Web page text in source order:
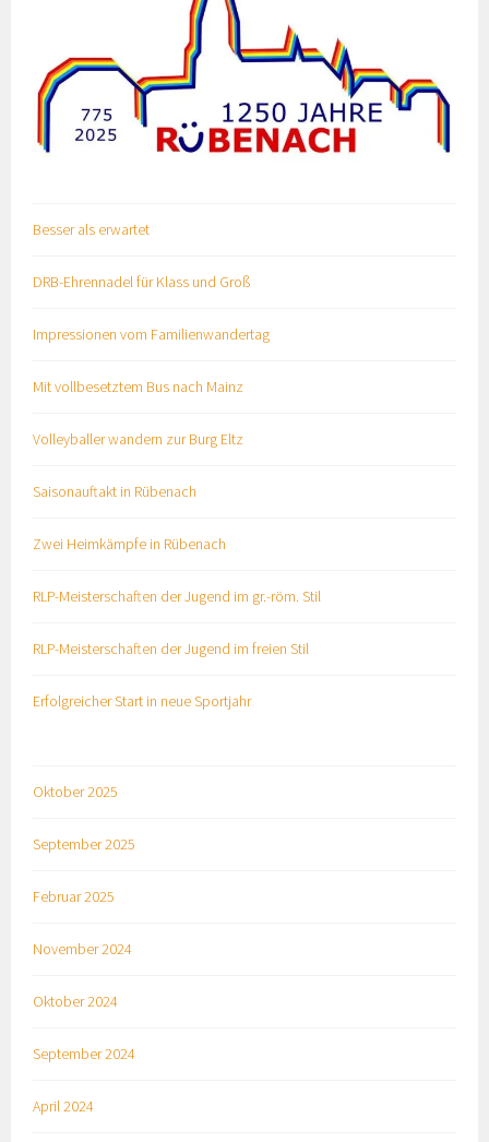
Besser als erwartet
DRB-Ehrennadel für Klass und Groß
Impressionen vom Familienwandertag
Mit vollbesetztem Bus nach Mainz
Volleyballer wandern zur Burg Eltz
Saisonauftakt in Rübenach
Zwei Heimkämpfe in Rübenach
RLP-Meisterschaften der Jugend im gr.-röm. Stil
RLP-Meisterschaften der Jugend im freien Stil
Erfolgreicher Start in neue Sportjahr
Oktober 2025
September 2025
Februar 2025
November 2024
Oktober 2024
September 2024
April 2024